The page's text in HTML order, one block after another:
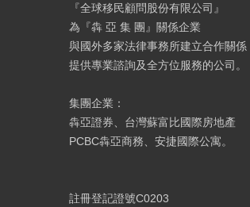
『全球移民顧問股份有限公司』
為『犇 亞 集 團』關係企業
與國外多家法律事務所建立合作關係
提供專業諮詢及全方位服務的公司。
集團企業：
犇亞證券、台灣蘇富比國際房地產
PCBC犇亞商務、安捷國際公寓。
註冊登記證號C0203